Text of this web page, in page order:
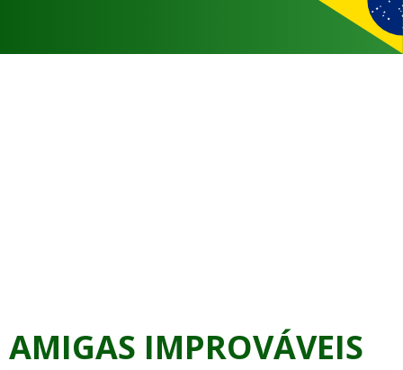
AMIGAS IMPROVÁVEIS